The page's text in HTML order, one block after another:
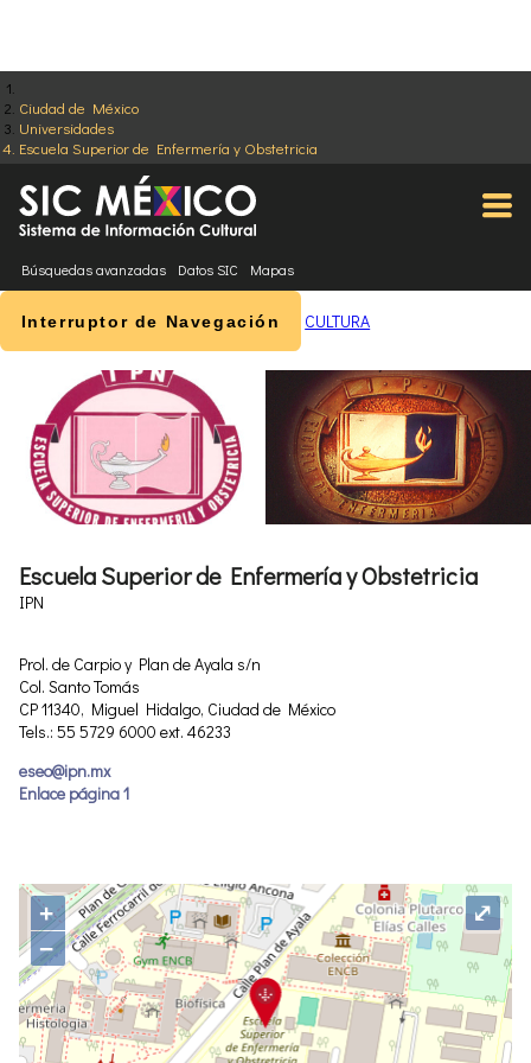
Ciudad de México
Universidades
Escuela Superior de Enfermería y Obstetricia
Búsquedas avanzadas Datos SIC Mapas
Interruptor de Navegación CULTURA
Escuela Superior de Enfermería y Obstetricia
IPN
Prol. de Carpio y Plan de Ayala s/n
Col. Santo Tomás
CP 11340, Miguel Hidalgo, Ciudad de México
Tels.: 55 5729 6000 ext. 46233
eseo@ipn.mx
Enlace página 1
+
−
⤢